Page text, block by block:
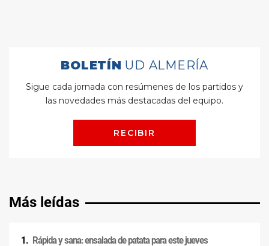
Más leídas
Rápida y sana: ensalada de patata para este jueves